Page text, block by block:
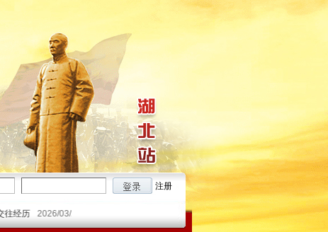
注册
2026/03/26 辛亥革命时期的潜江人 2025/12/26 吴石的诗情才气与起伏人生